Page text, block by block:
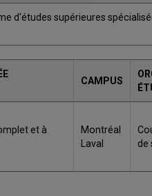
d'études supérieures
CAMPUS
et à
Montréal
Laval
de